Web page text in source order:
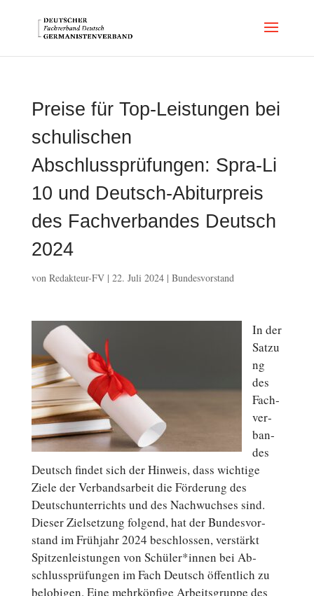
Preise für Top-Leistungen bei
schulischen
Abschlussprüfungen: Spra-Li
10 und Deutsch-Abiturpreis
des Fachverbandes Deutsch
2024
von Redakteur-FV| 22. Juli 2024| Bundesvorstand
In der
Satzu
ng
des
Fach­
ver­
ban­
des
Deutsch findet sich der Hinweis, dass wich­ti­ge
Ziele der Ver­bands­ar­beit die För­de­rung des
Deutsch­un­ter­richts und des Nach­wuch­ses sind.
Dieser Ziel­set­zung folgend, hat der Bun­des­vor­
stand im Früh­jahr 2024 be­schlos­sen, ver­stärkt
Spit­zen­leis­tun­gen von Schüler*innen bei Ab­
schluss­prü­fun­gen im Fach Deutsch öf­fent­lich zu
be­lo­bi­gen. Eine mehr­köp­fi­ge Ar­beits­grup­pe des